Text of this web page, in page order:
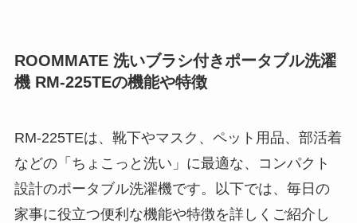
ROOMMATE 洗いブラシ付きポータブル洗濯
機 RM-225TEの機能や特徴
RM-225TEは、靴下やマスク、ペット用品、部活着
などの「ちょこっと洗い」に最適な、コンパクト
設計のポータブル洗濯機です。以下では、毎日の
家事に役立つ便利な機能や特徴を詳しくご紹介し